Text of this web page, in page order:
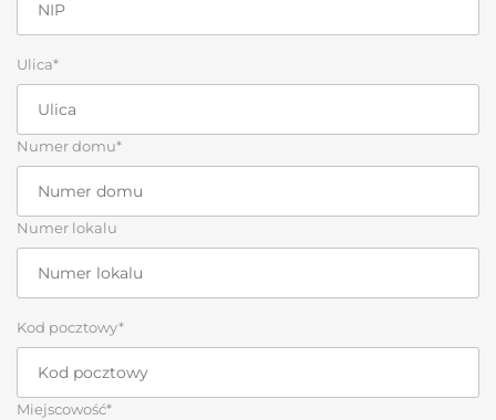
Ulica*
Numer domu*
Numer lokalu
Kod pocztowy*
Miejscowość*